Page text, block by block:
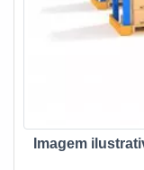
Imagem